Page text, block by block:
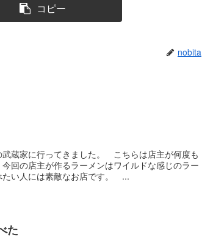
コピー
nobita
蔵家に行ってきました。 こちらは店主が何度も
回の店主が作るラーメンはワイルドな感じのラー
たい人には素敵なお店です。 ...
た